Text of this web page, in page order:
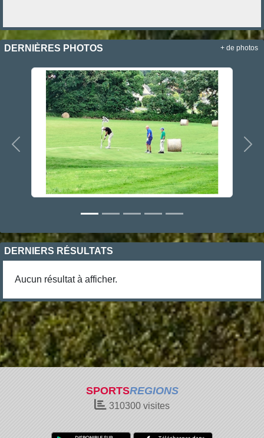
DERNIÈRES PHOTOS
Précedent
+ de photos
DERNIERS RÉSULTATS
Aucun résultat à afficher.
SPORTSREGIONS
310300 visites